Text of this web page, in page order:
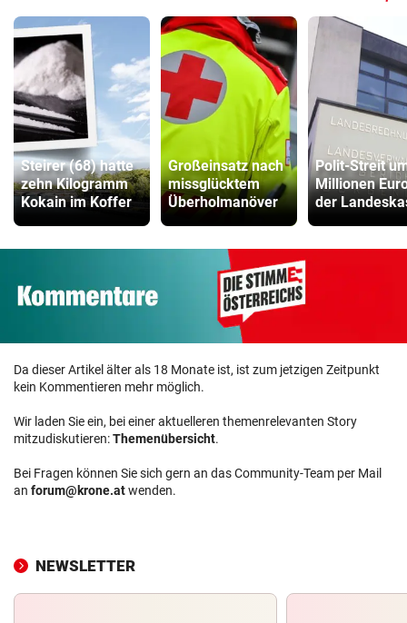
Steirer (68) hatte
zehn Kilogramm
Kokain im Koffer
Großeinsatz nach
missglücktem
Überholmanöver
Polit-Streit
Millionen
der
Da dieser Artikel älter als 18 Monate ist, ist zum jetzigen Zeitpunkt
kein Kommentieren mehr möglich.
Wir laden Sie ein, bei einer aktuelleren themenrelevanten Story
mitzudiskutieren:Themenübersicht.
Bei Fragen können Sie sich gern an das Community-Team per Mail
an forum@krone.atwenden.
NEWSLETTER